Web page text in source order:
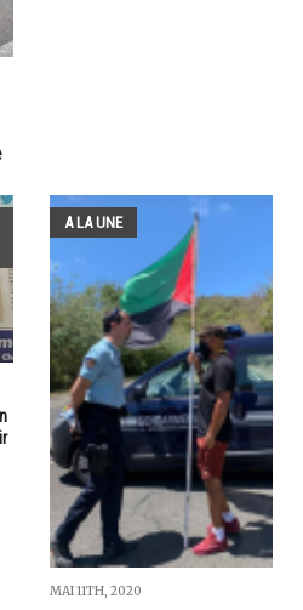
A LA UNE
MAI 11TH, 2020